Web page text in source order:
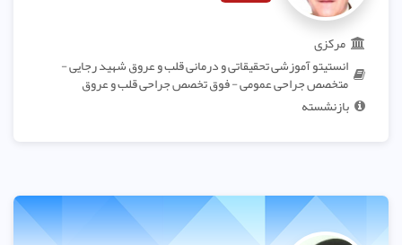
مرکزی
انستیتو آموزشی تحقیقاتی و درمانی قلب و عروق شهید رجایی -
متخصص جراحی عمومی - فوق تخصص جراحی قلب و عروق
بازنشسته